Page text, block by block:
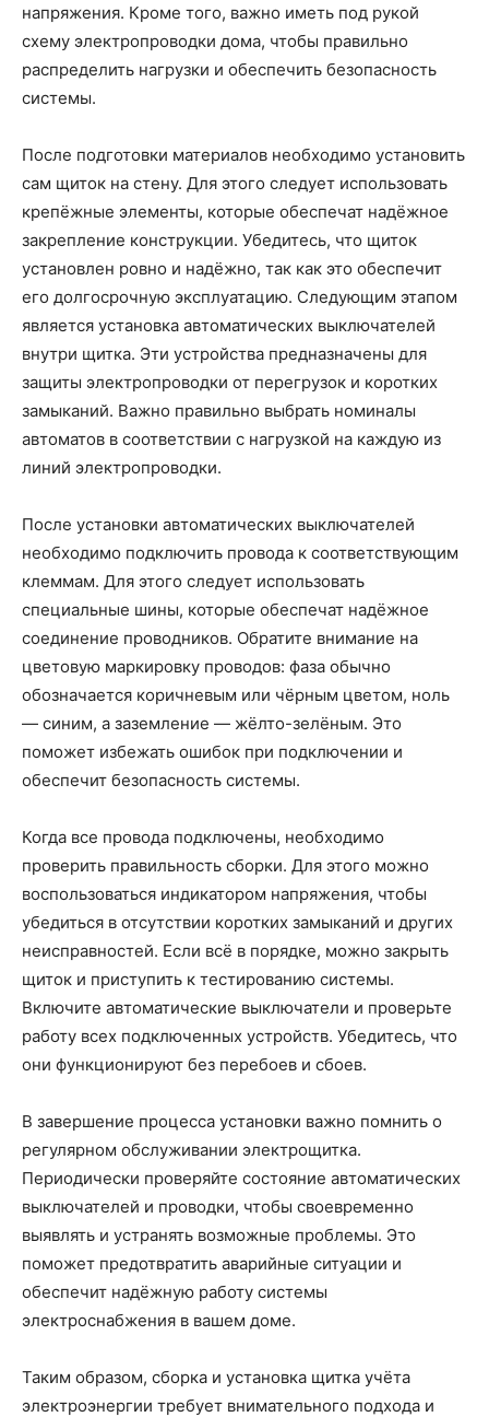
напряжения. Кроме того, важно иметь под рукой
схему электропроводки дома, чтобы правильно
распределить нагрузки и обеспечить безопасность
системы.
После подготовки материалов необходимо установить
сам щиток на стену. Для этого следует использовать
крепёжные элементы, которые обеспечат надёжное
закрепление конструкции. Убедитесь, что щиток
установлен ровно и надёжно, так как это обеспечит
его долгосрочную эксплуатацию. Следующим этапом
является установка автоматических выключателей
внутри щитка. Эти устройства предназначены для
защиты электропроводки от перегрузок и коротких
замыканий. Важно правильно выбрать номиналы
автоматов в соответствии с нагрузкой на каждую из
линий электропроводки.
После установки автоматических выключателей
необходимо подключить провода к соответствующим
клеммам. Для этого следует использовать
специальные шины, которые обеспечат надёжное
соединение проводников. Обратите внимание на
цветовую маркировку проводов: фаза обычно
обозначается коричневым или чёрным цветом, ноль
— синим, а заземление — жёлто-зелёным. Это
поможет избежать ошибок при подключении и
обеспечит безопасность системы.
Когда все провода подключены, необходимо
проверить правильность сборки. Для этого можно
воспользоваться индикатором напряжения, чтобы
убедиться в отсутствии коротких замыканий и других
неисправностей. Если всё в порядке, можно закрыть
щиток и приступить к тестированию системы.
Включите автоматические выключатели и проверьте
работу всех подключенных устройств. Убедитесь, что
они функционируют без перебоев и сбоев.
В завершение процесса установки важно помнить о
регулярном обслуживании электрощитка.
Периодически проверяйте состояние автоматических
выключателей и проводки, чтобы своевременно
выявлять и устранять возможные проблемы. Это
поможет предотвратить аварийные ситуации и
обеспечит надёжную работу системы
электроснабжения в вашем доме.
Таким образом, сборка и установка щитка учёта
электроэнергии требует внимательного подхода и